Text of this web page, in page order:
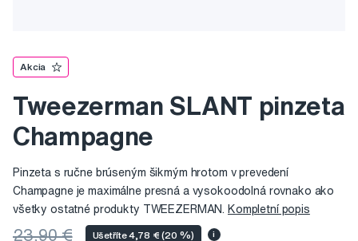
Akcia
Tweezerman SLANT pinzeta
Champagne
Pinzeta s ručne brúseným šikmým hrotom v prevedení
Champagne je maximálne presná a vysokoodolná rovnako ako
všetky ostatné produkty TWEEZERMAN. Kompletní popis
23,90 € Ušetříte 4,78 € (20 %) i